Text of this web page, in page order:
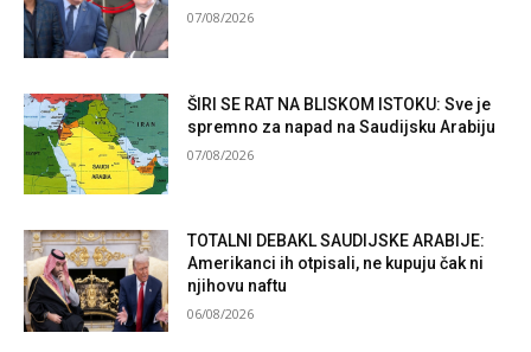
07/08/2026
ŠIRI SE RAT NA BLISKOM ISTOKU: Sve je
spremno za napad na Saudijsku Arabiju
07/08/2026
TOTALNI DEBAKL SAUDIJSKE ARABIJE:
Amerikanci ih otpisali, ne kupuju čak ni
njihovu naftu
06/08/2026